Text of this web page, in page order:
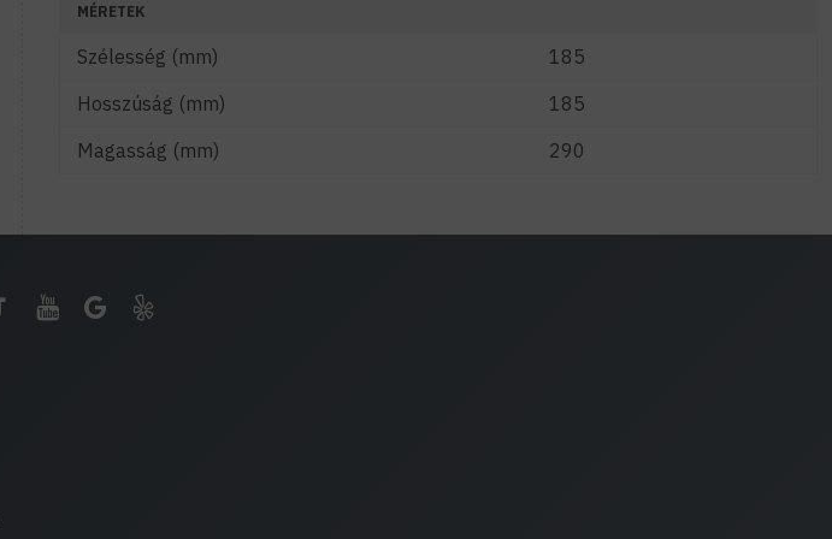
MÉRETEK
Szélesség (mm)
185
Hosszúság (mm)
185
Magasság (mm)
290